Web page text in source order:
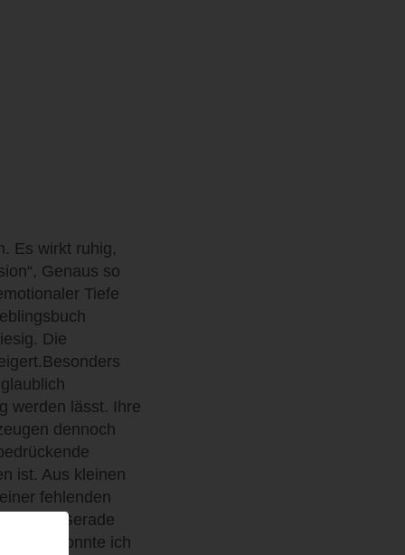
Es wirkt ruhig,
Genaus so
Tiefe
Die
werden lässt. Ihre
dennoch
ist. Aus kleinen
fehlenden
Gerade
konnte ich